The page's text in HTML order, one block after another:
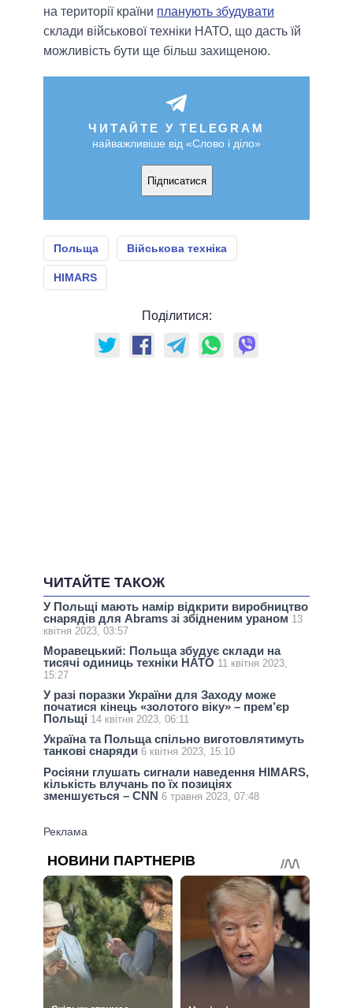
на території країни планують збудувати
склади військової техніки НАТО, що дасть їй
можливість бути ще більш захищеною.
ЧИТАЙТЕ У TELEGRAM
найважливіше від «Слово і діло»
Підписатися
Польща Військова техніка
HIMARS
Поділитися:
ЧИТАЙТЕ ТАКОЖ
У Польщі мають намір відкрити виробництво
снарядів для Abrams зі збідненим ураном 13
квітня 2023, 03:57
Моравецький: Польща збудує склади на
тисячі одиниць техніки НАТО 11 квітня 2023,
15:27
У разі поразки України для Заходу може
початися кінець «золотого віку» – прем’єр
Польщі 14 квітня 2023, 06:11
Україна та Польща спільно виготовлятимуть
танкові снаряди 6 квітня 2023, 15:10
Росіяни глушать сигнали наведення HIMARS,
кількість влучань по їх позиціях
зменшується – CNN 6 травня 2023, 07:48